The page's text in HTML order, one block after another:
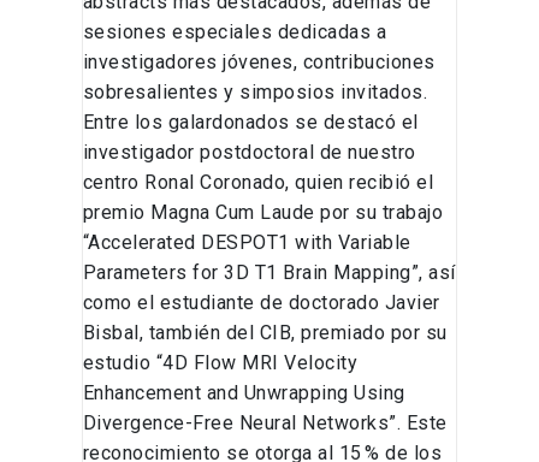
sesiones especiales dedicadas a
investigadores jóvenes, contribuciones
sobresalientes y simposios invitados.
Entre los galardonados se destacó el
investigador postdoctoral de nuestro
centro Ronal Coronado, quien recibió el
premio Magna Cum Laude por su trabajo
“Accelerated DESPOT1 with Variable
Parameters for 3D T1 Brain Mapping”, así
como el estudiante de doctorado Javier
Bisbal, también del CIB, premiado por su
estudio “4D Flow MRI Velocity
Enhancement and Unwrapping Using
Divergence-Free Neural Networks”. Este
reconocimiento se otorga al 15 % de los